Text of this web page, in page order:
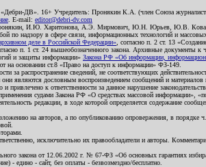
«Дебри-ДВ». 16+ Учредитель: Пронякин К.А. (член Союза
. E-mail: editor@debri-dv.com
Пронякин, И.Ю. Харитонова, А.Э. Мирмович, Ю.Н. Юрьев,
по надзору в сфере связи, информационных технологий и
деле в Российской Федерации» , согласно п. 2 ст. 13
п. 1 ст. 24 вышеобозначенного закона. Архивные документы к
и защиты информации» Закона РФ «Об информации,
на основании ст.8 «Право на доступ к информации» ФЗ-149.
за распространение сведений, не соответствующих
являются дословным воспроизведением сообщений и
к ответственности за данное нарушение
судами Закона РФ «О средствах массовой информации»,
редакции, в ходе которой определяется содержание
на авторов, а по опубликованию опровержения, в порядке
исключительно их правообладатели и авторы.
закона от 12.06.2002 г. № 67-ФЗ «Об основных гарантиях
- едино - сайт, без оплаты - безвозмездно/бесплатно.